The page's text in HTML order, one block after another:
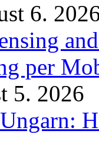
6.
per
5. 2026